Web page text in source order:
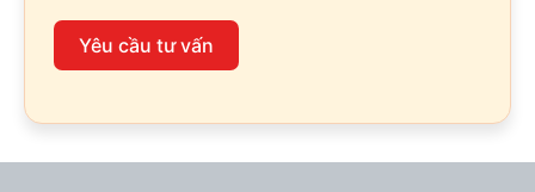
Yêu cầu tư vấn